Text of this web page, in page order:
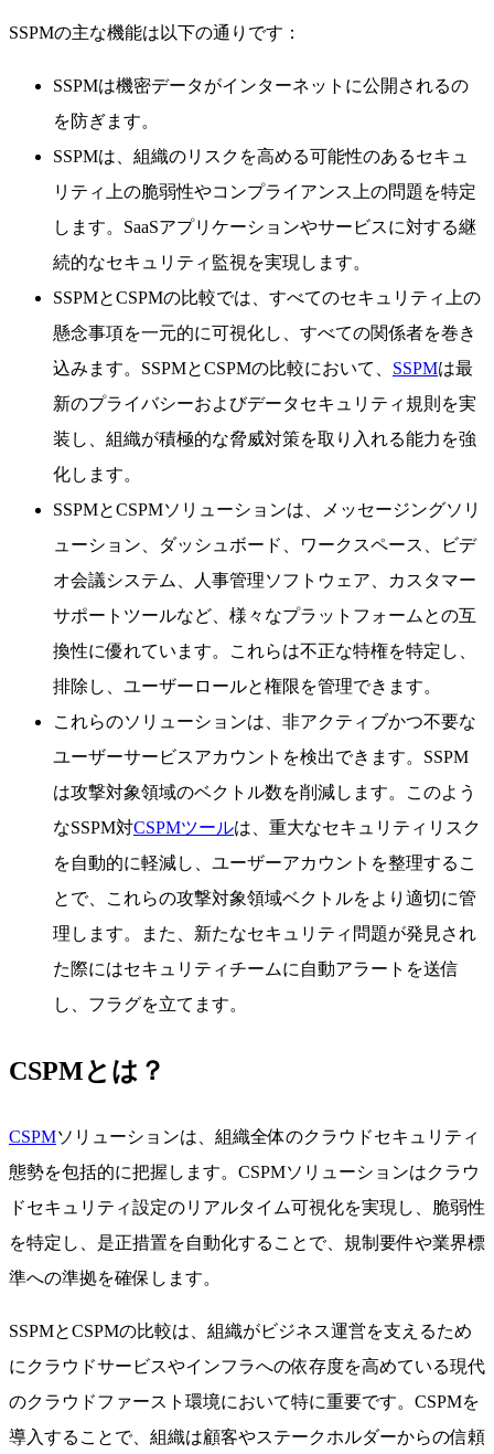
SSPMの主な機能は以下の通りです：
SSPMは機密データがインターネットに公開されるの
を防ぎます。
SSPMは、組織のリスクを高める可能性のあるセキュ
リティ上の脆弱性やコンプライアンス上の問題を特定
します。SaaSアプリケーションやサービスに対する継
続的なセキュリティ監視を実現します。
SSPMとCSPMの比較では、すべてのセキュリティ上の
懸念事項を一元的に可視化し、すべての関係者を巻き
込みます。SSPMとCSPMの比較において、 SSPMは最
新のプライバシーおよびデータセキュリティ規則を実
装し、組織が積極的な脅威対策を取り入れる能力を強
化します。
SSPMとCSPMソリューションは、メッセージングソリ
ューション、ダッシュボード、ワークスペース、ビデ
オ会議システム、人事管理ソフトウェア、カスタマー
サポートツールなど、様々なプラットフォームとの互
換性に優れています。これらは不正な特権を特定し、
排除し、ユーザーロールと権限を管理できます。
これらのソリューションは、非アクティブかつ不要な
ユーザーサービスアカウントを検出できます。SSPM
は攻撃対象領域のベクトル数を削減します。このよう
なSSPM対CSPMツールは、重大なセキュリティリスク
を自動的に軽減し、ユーザーアカウントを整理するこ
とで、これらの攻撃対象領域ベクトルをより適切に管
理します。また、新たなセキュリティ問題が発見され
た際にはセキュリティチームに自動アラートを送信
し、フラグを立てます。
CSPMとは？
CSPMソリューションは、組織全体のクラウドセキュリティ
態勢を包括的に把握します。CSPMソリューションはクラウ
ドセキュリティ設定のリアルタイム可視化を実現し、脆弱性
を特定し、是正措置を自動化することで、規制要件や業界標
準への準拠を確保します。
SSPMとCSPMの比較は、組織がビジネス運営を支えるため
にクラウドサービスやインフラへの依存度を高めている現代
のクラウドファースト環境において特に重要です。CSPMを
導入することで、組織は顧客やステークホルダーからの信頼